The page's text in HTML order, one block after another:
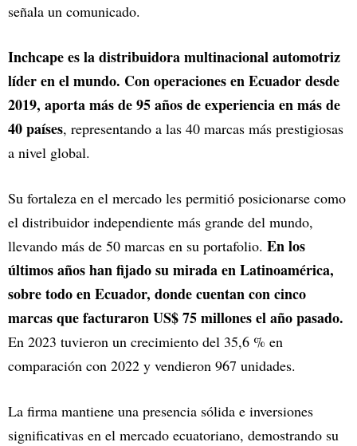
señala un comunicado.
Inchcape es la distribuidora multinacional automotriz
líder en el mundo. Con operaciones en Ecuador desde
2019, aporta más de 95 años de experiencia en más de
40 países, representando a las 40 marcas más prestigiosas
a nivel global.
Su fortaleza en el mercado les permitió posicionarse como
el distribuidor independiente más grande del mundo,
llevando más de 50 marcas en su portafolio. En los
últimos años han fijado su mirada en Latinoamérica,
sobre todo en Ecuador, donde cuentan con cinco
marcas que facturaron US$ 75 millones el año pasado.
En 2023 tuvieron un crecimiento del 35,6 % en
comparación con 2022 y vendieron 967 unidades.
La firma mantiene una presencia sólida e inversiones
significativas en el mercado ecuatoriano, demostrando su